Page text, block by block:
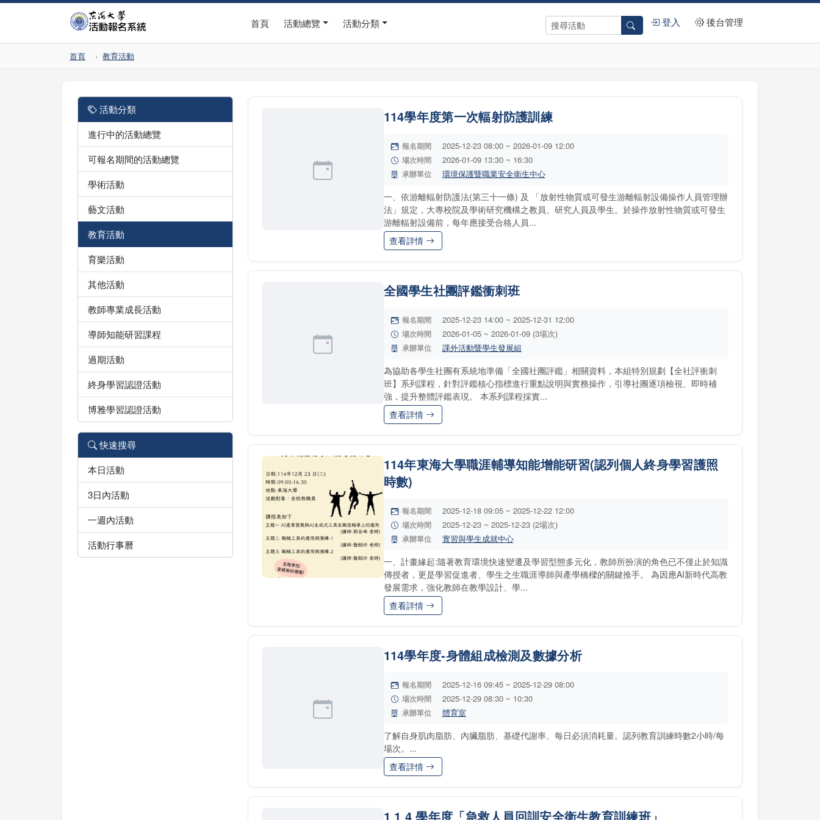
首頁 活動總覽 活動分類 登入 後台管理
首頁 教育活動
活動分類
進行中的活動總覽
可報名期間的活動總覽
學術活動
藝文活動
教育活動
育樂活動
其他活動
教師專業成長活動
導師知能研習課程
過期活動
終身學習認證活動
博雅學習認證活動
快速搜尋
本日活動
3日內活動
一週內活動
活動行事曆
114學年度第一次輻射防護訓練
報名期間 2025-12-23 08:00 ~ 2026-01-09 12:00
場次時間 2026-01-09 13:30 ~ 16:30
承辦單位 環境保護暨職業安全衛生中心
一、依游離輻射防護法(第三十一條) 及 「放射性物質或可發生游離輻射設備操作人員管理辦
法」規定，大專校院及學術研究機構之教員、研究人員及學生。於操作放射性物質或可發生
游離輻射設備前，每年應接受合格人員...
查看詳情
全國學生社團評鑑衝刺班
報名期間 2025-12-23 14:00 ~ 2025-12-31 12:00
場次時間 2026-01-05 ~ 2026-01-09 (3場次)
承辦單位 課外活動暨學生發展組
為協助各學生社團有系統地準備「全國社團評鑑」相關資料，本組特別規劃【全社評衝刺
班】系列課程，針對評鑑核心指標進行重點說明與實務操作，引導社團逐項檢視、即時補
強，提升整體評鑑表現。 本系列課程採實...
查看詳情
114年東海大學職涯輔導知能增能研習(認列個人終身學習護照
時數)
報名期間 2025-12-18 09:05 ~ 2025-12-22 12:00
場次時間 2025-12-23 ~ 2025-12-23 (2場次)
承辦單位 實習與學生成就中心
一、計畫緣起:隨著教育環境快速變遷及學習型態多元化，教師所扮演的角色已不僅止於知識
傳授者，更是學習促進者、學生之生職涯導師與產學橋樑的關鍵推手。 為因應AI新時代高教
發展需求，強化教師在教學設計、學...
查看詳情
114學年度-身體組成檢測及數據分析
報名期間 2025-12-16 09:45 ~ 2025-12-29 08:00
場次時間 2025-12-29 08:30 ~ 10:30
承辦單位 體育室
了解自身肌肉脂肪、內臟脂肪、基礎代謝率、每日必須消耗量。認列教育訓練時數2小時/每
場次。...
查看詳情
1 1 4 學年度「急救人員回訓安全衛生教育訓練班」